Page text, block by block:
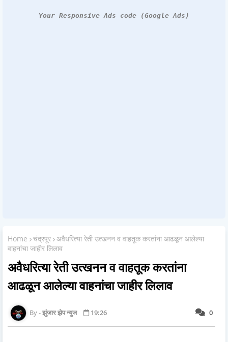
Your Responsive Ads code (Google Ads)
Home चंद्रपूर अवैधरित्या रेती उत्खनन व वाहतूक करतांना आढळून आलेल्या
वाहनांचा जाहीर लिलाव
अवैधरित्या रेती उत्खनन व वाहतूक करतांना
आढळून आलेल्या वाहनांचा जाहीर लिलाव
0
झुंजार झेप न्युज 19:26